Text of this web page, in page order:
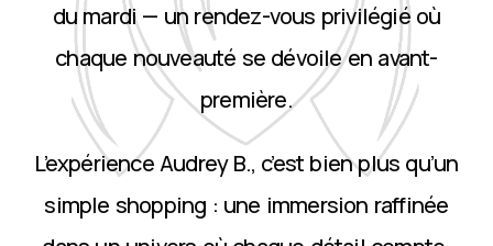
du mardi — un rendez-vous privilégié où
chaque nouveauté se dévoile en avant-
première.
L’expérience Audrey B., c’est bien plus qu’un
simple shopping : une immersion raffinée